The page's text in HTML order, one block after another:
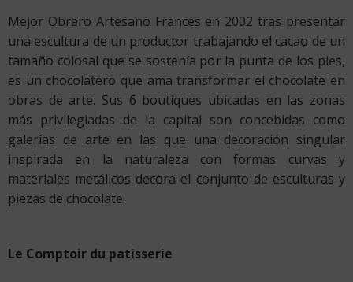
Mejor Obrero Artesano Francés en 2002 tras presentar
una escultura de un productor trabajando el cacao de un
tamaño colosal que se sostenía por la punta de los pies,
es un chocolatero que ama transformar el chocolate en
obras de arte. Sus 6 boutiques ubicadas en las zonas
más privilegiadas de la capital son concebidas como
galerías de arte en las que una decoración singular
inspirada en la naturaleza con formas curvas y
materiales metálicos decora el conjunto de esculturas y
piezas de chocolate.
Le Comptoir du patisserie